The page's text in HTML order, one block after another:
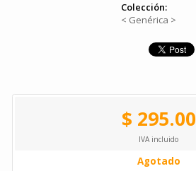
Colección:
< Genérica >
$ 295.00
IVA incluido
Agotado